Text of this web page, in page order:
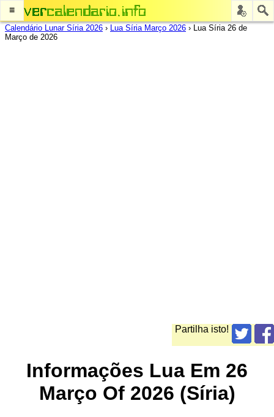
≡
Calendário Lunar Síria 2026 › Lua Síria Março 2026 › Lua Síria 26 de
Março de 2026
Partilha isto!
Informações Lua Em 26
Março Of 2026 (Síria)